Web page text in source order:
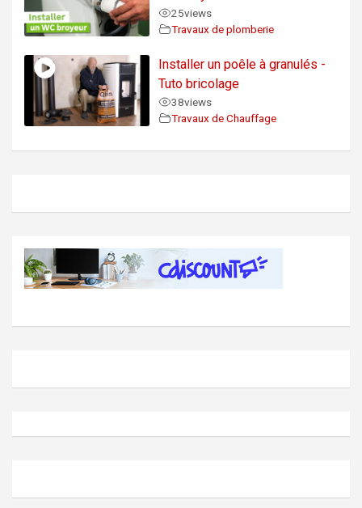
25views
Travaux de plomberie
Installer un poêle à granulés -
Tuto bricolage
38views
Travaux de Chauffage